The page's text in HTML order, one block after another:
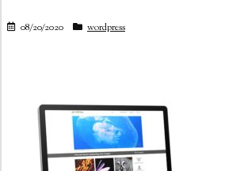
08/20/2020 wordpress